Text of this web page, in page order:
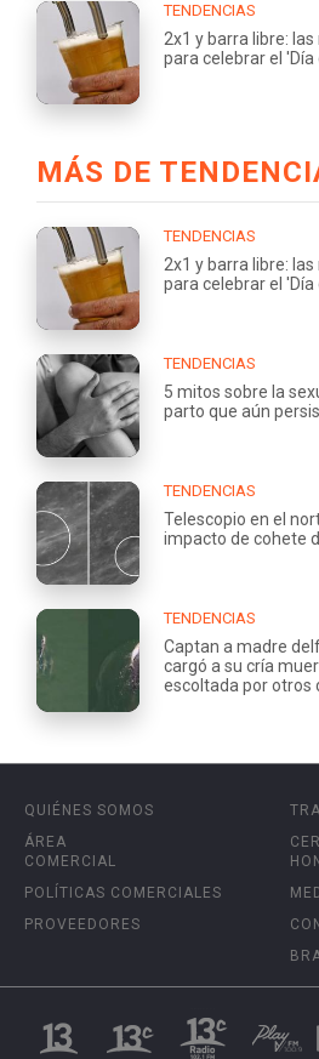
TENDENCIAS
2x1 y barra libre:
para celebrar el 'Día
MÁS DE
TENDENCIAS
2x1 y barra libre:
para celebrar el 'Día
TENDENCIAS
5 mitos sobre la
parto que aún
TENDENCIAS
Telescopio en el
impacto de cohete
TENDENCIAS
Captan a madre
cargó a su cría
escoltada por otros
QUIÉNES SOMOS
ÁREA
COMERCIAL
POLÍTICAS COMERCIALES
PROVEEDORES